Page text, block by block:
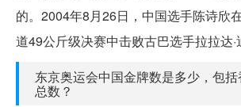
的。2004年8月26日，中国选手陈诗欣
道49公斤级决赛中击败古巴选手拉拉达·
东京奥运会中国金牌数是多少，包
总数？